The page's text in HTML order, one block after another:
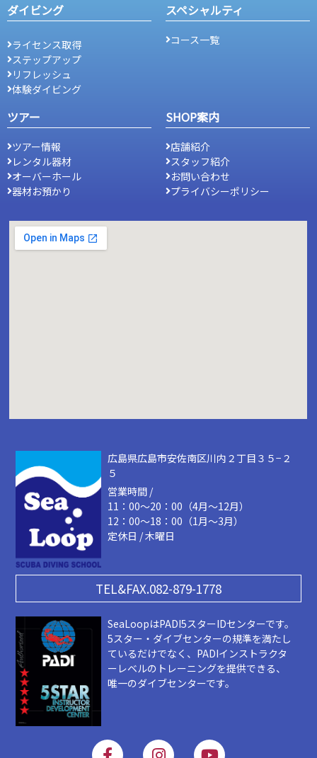
ダイビング
ライセンス取得
ステップアップ
リフレッシュ
体験ダイビング
スペシャルティ
コース一覧
ツアー
ツアー情報
レンタル器材
オーバーホール
器材お預かり
SHOP案内
店舗紹介
スタッフ紹介
お問い合わせ
プライバシーポリシー
広島県広島市安佐南区川内２丁目３５−２
５
営業時間 /
11：00～20：00（4月～12月）
12：00～18：00（1月～3月）
定休日 / 木曜日
TEL&FAX.082-879-1778
SeaLoopはPADI5スターIDセンターです。
5スター・ダイブセンターの規準を満たし
ているだけでなく、PADIインストラクタ
ーレベルのトレーニングを提供できる、
唯一のダイブセンターです。
F I Y